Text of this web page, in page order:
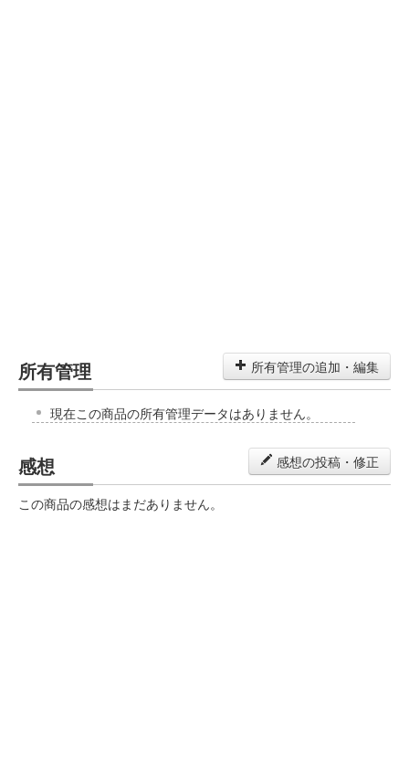
所有管理 所有管理の追加・編集
現在この商品の所有管理データはありません。
感想 感想の投稿・修正
この商品の感想はまだありません。